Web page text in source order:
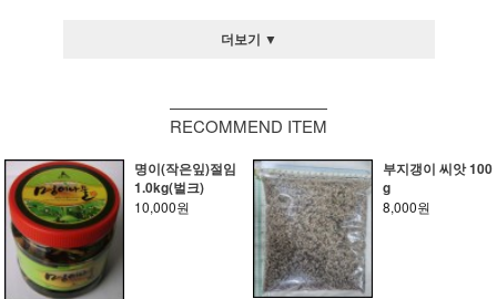
더보기 ▼
RECOMMEND ITEM
명이(작은잎)절임
1.0kg(벌크)
10,000원
부지갱이 씨앗 100
g
8,000원